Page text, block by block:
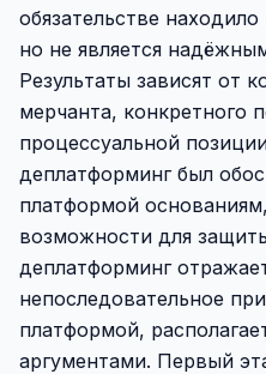
обязательстве
но не является
Результаты зависят от
мерчанта, конкретного
процессуальной
деплатформинг был
платформой
возможности для
деплатформинг
непоследовательное
платформой,
аргументами. Первый